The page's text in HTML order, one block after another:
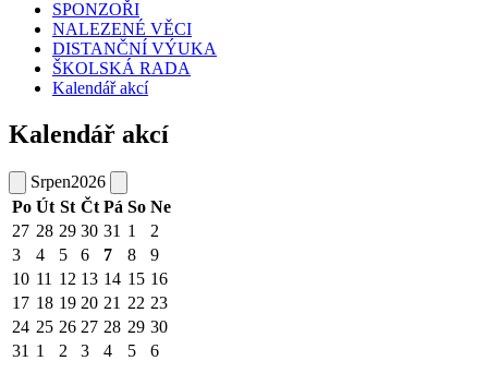
SPONZOŘI
NALEZENÉ VĚCI
DISTANČNÍ VÝUKA
ŠKOLSKÁ RADA
Kalendář akcí
Kalendář akcí
Srpen2026
Po Út St Čt Pá So Ne
27 28 29 30 31 1
2
3
4 5 6 7 8
9
10 11 12 13 14 15 16
17 18 19 20 21 22 23
24 25 26 27 28 29 30
31 1 2 3 4 5 6